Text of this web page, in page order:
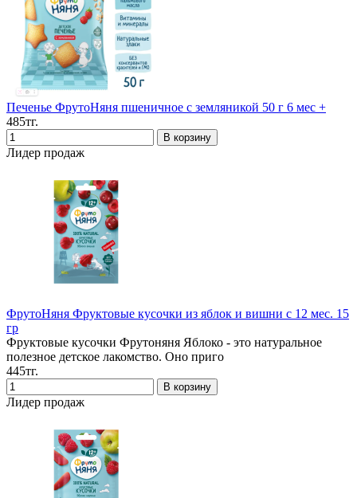
Печенье ФрутоНяня пшеничное с земляникой 50 г 6 мес +
485тг.
Лидер продаж
ФрутоНяня Фруктовые кусочки из яблок и вишни с 12 мес. 15
гр
Фруктовые кусочки Фрутоняня Яблоко - это натуральное
полезное детское лакомство. Оно приго
445тг.
Лидер продаж